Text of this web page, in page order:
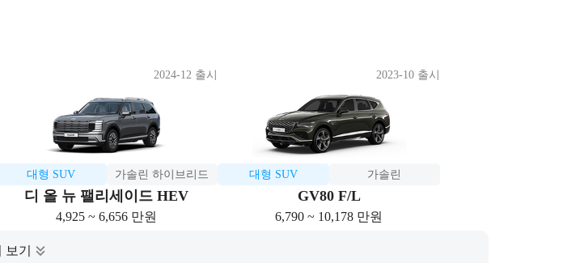
대형 SUV 가솔린 하이브리드
디 올 뉴 팰리세이드 HEV
2024-12 출시
4,925 ~ 6,656 만원
대형 SUV 가솔린
GV80 F/L
2023-10 출시
6,790 ~ 10,178 만원